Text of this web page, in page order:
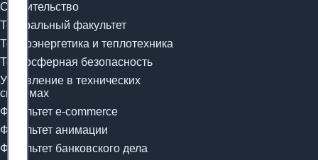
Строительство
Театральный факультет
Теплоэнергетика и теплотехника
Техносферная безопасность
Управление в технических
системах
Факультет e-commerce
Факультет анимации
Факультет банковского дела